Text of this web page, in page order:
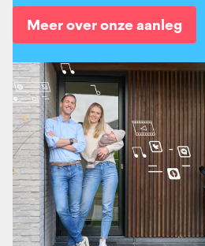
Meer over onze aanleg